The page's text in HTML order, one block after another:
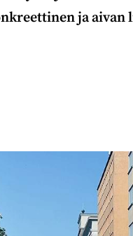
ja aivan